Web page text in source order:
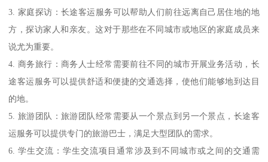
3. 家庭探访：长途客运服务可以帮助人们前往远离自己居住地的地
方，探访家人和亲友。这对于那些在不同城市或地区的家庭成员来
说尤为重要。
4. 商务旅行：商务人士经常需要前往不同的城市开展业务活动，长
途客运服务可以提供舒适和便捷的交通选择，使他们能够地到达目
的地。
5. 旅游团队：旅游团队经常需要从一个景点到另一个景点，长途客
运服务可以提供专门的旅游巴士，满足大型团队的需求。
6. 学生交流：学生交流项目通常涉及到不同城市或之间的交通需